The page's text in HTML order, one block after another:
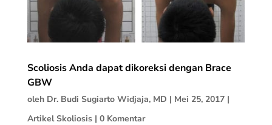
Scoliosis Anda dapat dikoreksi dengan Brace
GBW
oleh Dr. Budi Sugiarto Widjaja, MD | Mei 25, 2017|
Artikel Skoliosis| 0 Komentar